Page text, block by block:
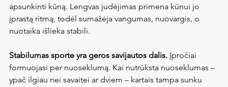
apsunkinti kūną. Lengvas judėjimas primena kūnui jo
įprastą ritmą, todėl sumažėja vangumas, nuovargis, o
nuotaika išlieka stabili.
Stabilumas sporte yra geros savijautos dalis. Įpročiai
formuojasi per nuoseklumą. Kai nutrūksta nuoseklumas –
ypač ilgiau nei savaitei ar dviem – kartais tampa sunku